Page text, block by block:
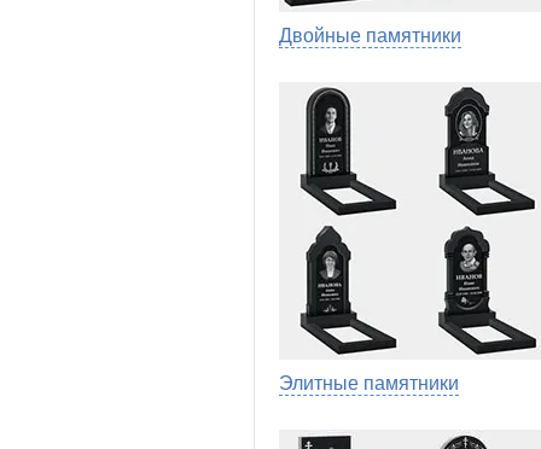
Двойные памятники
Элитные памятники